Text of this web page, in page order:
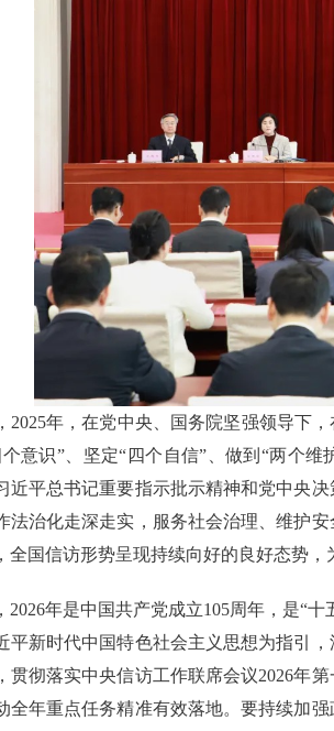
年，在党中央、国务院坚强领导下，
意识”、坚定“四个自信”、做到“两个
近平总书记重要指示批示精神和党中央
法治化走深走实，服务社会治理、维护
全国信访形势呈现持续向好的良好态势
年是中国共产党成立105周年，是“十
平新时代中国特色社会主义思想为指引
贯彻落实中央信访工作联席会议2026年
全年重点任务精准有效落地。要持续加